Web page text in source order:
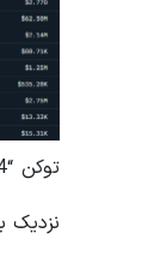
نزدیک به ۱۰۰ هزار دلار از این توکن را